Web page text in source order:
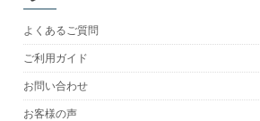
よくあるご質問
ご利用ガイド
お問い合わせ
お客様の声